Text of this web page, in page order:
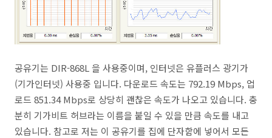
공유기는 DIR-868L 을 사용중이며, 인터넷은 유플러스 광기가
(기가인터넷) 사용중 입니다. 다운로드 속도는 792.19 Mbps, 업
로드 851.34 Mbps로 상당히 괜찮은 속도가 나오고 있습니다. 충
분히 기가비트 허브라는 이름을 붙일 수 있을 만큼 속도를 내고
있습니다. 참고로 저는 이 공유기를 집에 단자함에 넣어서 모든